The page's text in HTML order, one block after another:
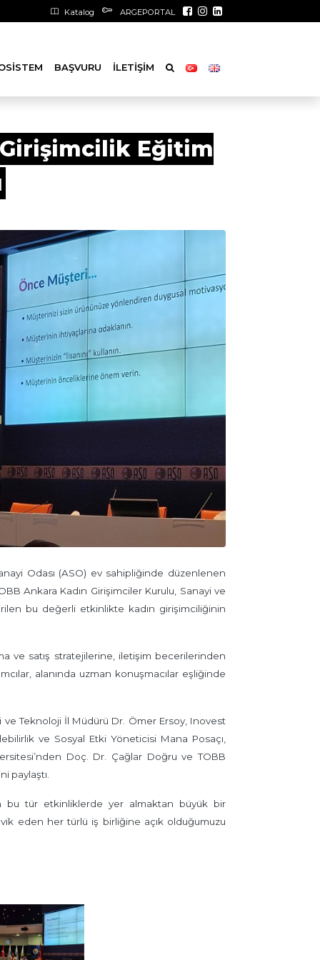
Katalog ARGEPORTAL
BAŞVURU İLETIŞIM
Girişimcilik Eğitim
Odası (ASO) ev sahipliğinde düzenlenen
Ankara Kadın Girişimciler Kurulu, Sanayi ve
bu değerli etkinlikte kadın girişimciliğinin
ve satış stratejilerine, iletişim becerilerinden
alanında uzman konuşmacılar eşliğinde
ve Teknoloji İl Müdürü Dr. Ömer Ersoy, Inovest
ve Sosyal Etki Yöneticisi Mana Posaçı,
Doç. Dr. Çağlar Doğru ve TOBB
paylaştı.
bu tür etkinliklerde yer almaktan büyük bir
eden her türlü iş birliğine açık olduğumuzu